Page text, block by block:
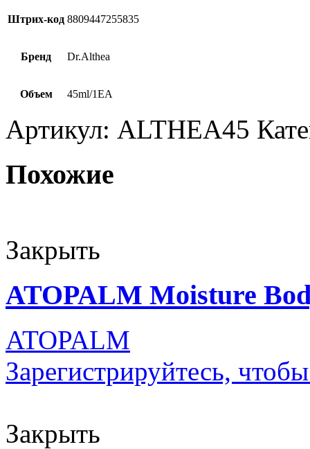
Штрих-код 8809447255835
Бренд Dr.Althea
Объем 45ml/1EA
Артикул: ALTHEA45
Похожие
Закрыть
ATOPALM Moisture
ATOPALM
Зарегистрируйтесь,
Закрыть